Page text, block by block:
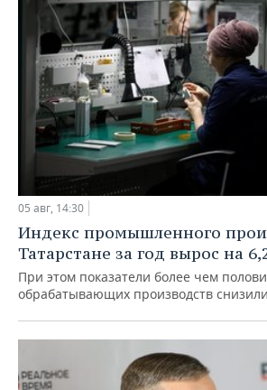
05 авг, 14:30
Индекс промышленного
Татарстане за год вырос на
При этом показатели более чем
обрабатывающих производств